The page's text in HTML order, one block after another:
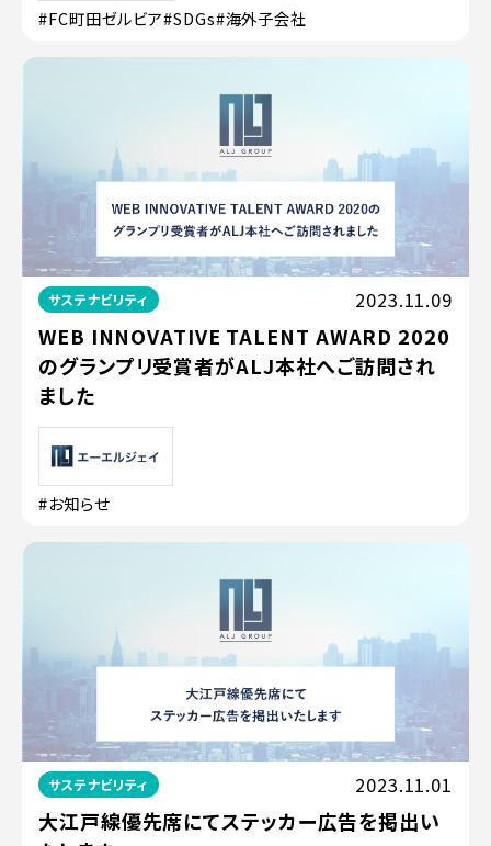
#FC町田ゼルビア#SDGs#海外子会社
サステナビリティ 2023.11.09
WEB INNOVATIVE TALENT AWARD 2020
のグランプリ受賞者がALJ本社へご訪問され
ました
#お知らせ
サステナビリティ 2023.11.01
大江戸線優先席にてステッカー広告を掲出い